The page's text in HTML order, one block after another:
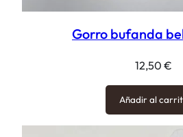
Gorro bufanda
12,50 €
Añadir al